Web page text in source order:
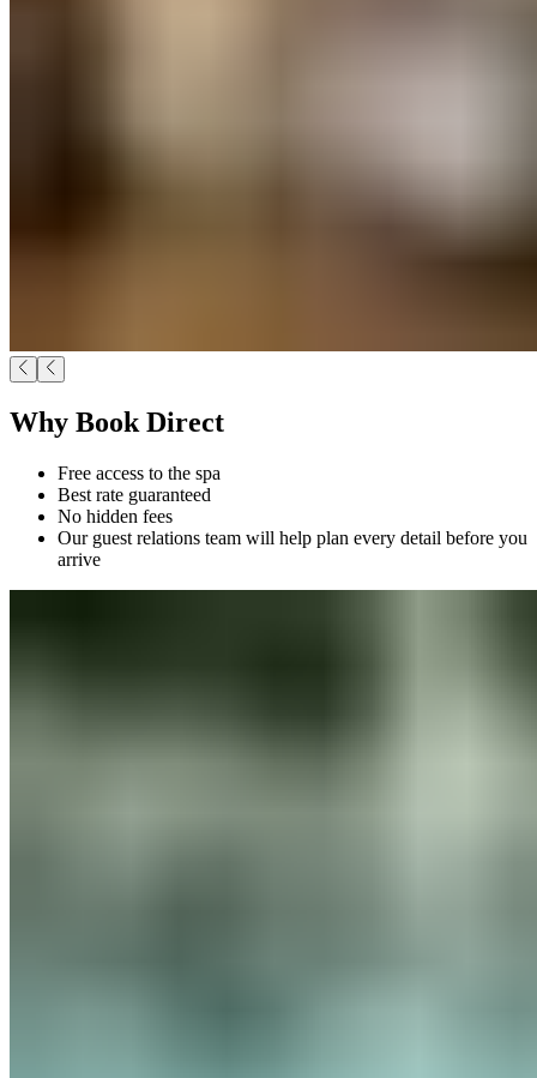
Why Book Direct​​​​‌ ‍ ​‍​‍‌‍ ‌ ​‍‌‍‍‌‌‍‌ ‌‍‍‌‌‍ ‍​‍​‍​ ‍‍​‍​‍‌ ​ ‌‍​‌‌‍ ‍‌‍‍‌‌ ‌​‌ ‍‌​‍ ‍‌‍‍‌‌‍ ​‍​‍​‍ ​​‍​‍‌‍‍​‌ ​‍‌‍‌‌‌‍‌‍​‍​‍​ ‍‍​‍​‍‌‍‍​‌ ‌​‌ ‌​‌ ​​‌ ​ ​ ‍‍​‍ ​‍ ‌‍ ​​‍ ‌‌‍​‌‌‍ ‍‌‍‌​​‍ ‌‌ ​‍​‍ ‌‌‍‍​‌‍ ‌ ‌​‌‍‌‌‌‍ ​‌ ​ ​‍ ‌‌ ​ ‌ ‌​‌ ‌‌‌‍‌​‌‍‍‌‌‍ ​‍ ‍‌ ‌‍‌‍‌‌‌ ​‍‌‍​ ‌‍‌‌‌‍ ​​‍ ‍‌‍​‌‌ ​​‌ ​​​‍ ‌‍‍‌‌‍ ‍‌ ‌​‌‍‌‌‌‍ ‍‌ ‌​​‍ ‌‍‌‌‌‍‌​‌‍‍‌‌ ‌​​‍ ‌‍ ‌‌‍ ‌‍‌​‌‍‌‌​ ‌‌ ​​‌ ​‍‌‍‌‌‌ ​ ‌‍‌‌‌‍ ‍‌ ‌​‌‍​‌‌ ‌​‌‍‍‌‌‍ ‌‍ ‍​ ‍ ‌‍‍‌‌‍‌​​ ‌‌‍​ ​ ‌ ​ ​ ​ ​‌​ ‍‌‌‍​‍‌‍​‌​ ‌‍​‍ ‌​ ‌‌​ ‌‍​ ‌ ‌‍​ ​‍ ‌​ ‌​​ ‌ ​ ‌‍‌‍​‌​‍ ‌​ ‍‌‌‍​‍​ ​‍​ ‌‌​‍ ‌‌‍‌‍​ ‍‌‌‍​‌​ ‍​​ ​‌​ ​‌​ ‍​​ ‍‌​ ‌‌​ ​‍​ ‌ ​ ‍‌​ ‍ ‌ ‌​‌ ‍‌‌ ​​‌‍‌‌​ ‌‌‍‍​‌‍ ‌ ‌​‌‍‌‌‌‍ ​‌‌​‍‌‍ ‌‍ ‌‍ ‌‌‌​ ‌ ‌‌‌‍‍‌‌ ‌​‌‍‌‌​ ‍ ‌ ​​‌‍​‌‌ ‌​‌‍‍​​ ‌‌ ​​‌‍​‌‌‍‌ ‌‍‌‌‌​​‍‌ ‌‌‌‍‍‌‌‍ ​‌‍‌​‌‍‌‌‌ ​‍​‍‌‌​ ‌‌‌​​‍‌‌ ‌‍‍ ‌‍‌‌‌ ‍‌​‍‌‌​ ​ ‌​‌​​‍‌‌​ ​ ‌​‌​​‍‌‌​ ​‍​ ​‍​ ​​‌‍​‌​ ‌‍‌‍​ ‌‍‌‍‌‍​‍​ ‌‍​ ‌​​ ‌‌​ ​‍​ ‌‍​ ‌‌​‍‌‌​ ​‍​ ​‍​‍‌‌​ ‌‌‌​‌​​‍ ‍‌‍‍​‌‍‌‌‌‍​‌‌‍‌​‌‍‍‌‌‍ ‍‌‍‌ ​ ‌‍​‍‌‍​‌‌ ​ ‌‍‌‌‌‌‌‌‌ ​‍‌‍ ​​ ‌‌‍‍​‌ ‌​‌ ‌​‌ ​​‌ ​ ​‍‌‌​ ​ ‌​​‌​‍‌‌​ ​‍‌​‌‍​‍‌‌​ ​‍‌​‌‍‌‍ ​​‍ ‌‌‍​‌‌‍ ‍‌‍‌​​‍ ‌‌ ​‍​‍ ‌‌‍‍​‌‍ ‌ ‌​‌‍‌‌‌‍ ​‌ ​ ​‍ ‌‌ ​ ‌ ‌​‌ ‌‌‌‍‌​‌‍‍‌‌‍ ​‍ ‍‌ ‌‍‌‍‌‌‌ ​‍‌‍​ ‌‍‌‌‌‍ ​​‍ ‍‌‍​‌‌ ​​‌ ​​​‍‌‍‌‍‍‌‌‍‌​​ ‌‌‍​ ​ ‌ ​ ​ ​ ​‌​ ‍‌‌‍​‍‌‍​‌​ ‌‍​‍ ‌​ ‌‌​ ‌‍​ ‌ ‌‍​ ​‍ ‌​ ‌​​ ‌ ​ ‌‍‌‍​‌​‍ ‌​ ‍‌‌‍​‍​ ​‍​ ‌‌​‍ ‌‌‍‌‍​ ‍‌‌‍​‌​ ‍​​ ​‌​ ​‌​ ‍​​ ‍‌​ ‌‌​ ​‍​ ‌ ​ ‍‌​‍‌‍‌ ‌​‌ ‍‌‌ ​​‌‍‌‌​ ‌‌‍‍​‌‍ ‌ ‌​‌‍‌‌‌‍ ​‌‌​‍‌‍ ‌‍ ‌‍ ‌‌‌​ ‌ ‌‌‌‍‍‌‌ ‌​‌‍‌‌​‍‌‍‌ ​​‌‍​‌‌ ‌​‌‍‍​​ ‌‌ ​​‌‍​‌‌‍‌ ‌‍‌‌‌​​‍‌ ‌‌‌‍‍‌‌‍ ​‌‍‌​‌‍‌‌‌ ​‍​‍‌‌​ ‌‌‌​​‍‌‌ ‌‍‍ ‌‍‌‌‌ ‍‌​‍‌‌​ ​ ‌​‌​​‍‌‌​ ​ ‌​‌​​‍‌‌​ ​‍​ ​‍​ ​​‌‍​‌​ ‌‍‌‍​ ‌‍‌‍‌‍​‍​ ‌‍​ ‌​​ ‌‌​ ​‍​ ‌‍​ ‌‌​‍‌‌​ ​‍​ ​‍​‍‌‌​ ‌‌‌​‌​​‍ ‍‌‍‍​‌‍‌‌‌‍​‌‌‍‌​‌‍‍‌‌‍ ‍‌‍‌ ​‍‌‍‌ ​​‌‍‌‌‌ ​‍‌ ​ ‌ ​​‌‍‌‌‌‍​ ‌ ‌​‌‍‍‌‌ ‌‍‌‍‌‌​ ‌‌ ​​‌ ‌‌‌‍​‍‌‍ ​‌‍‍‌‌ ​ ‌‍‍​‌‍‌‌‌‍‌​​‍​‍‌ ‌
Free access to the spa​​​​‌ ‍ ​‍​‍‌‍ ‌ ​‍‌‍‍‌‌‍‌ ‌‍‍‌‌‍ ‍​‍​‍​ ‍‍​‍​‍‌ ​ ‌‍​‌‌‍ ‍‌‍‍‌‌ ‌​‌ ‍‌​‍ ‍‌‍‍‌‌‍ ​‍​‍​‍ ​​‍​‍‌‍‍​‌ ​‍‌‍‌‌‌‍‌‍​‍​‍​ ‍‍​‍​‍‌‍‍​‌ ‌​‌ ‌​‌ ​​‌ ​ ​ ‍‍​‍ ​‍ ‌‍ ​​‍ ‌‌‍​‌‌‍ ‍‌‍‌​​‍ ‌‌ ​‍​‍ ‌‌‍‍​‌‍ ‌ ‌​‌‍‌‌‌‍ ​‌ ​ ​‍ ‌‌ ​ ‌ ‌​‌ ‌‌‌‍‌​‌‍‍‌‌‍ ​‍ ‍‌ ‌‍‌‍‌‌‌ ​‍‌‍​ ‌‍‌‌‌‍ ​​‍ ‍‌‍​‌‌ ​​‌ ​​​‍ ‌‍‍‌‌‍ ‍‌ ‌​‌‍‌‌‌‍ ‍‌ ‌​​‍ ‌‍‌‌‌‍‌​‌‍‍‌‌ ‌​​‍ ‌‍ ‌‌‍ ‌‍‌​‌‍‌‌​ ‌‌ ​​‌ ​‍‌‍‌‌‌ ​ ‌‍‌‌‌‍ ‍‌ ‌​‌‍​‌‌ ‌​‌‍‍‌‌‍ ‌‍ ‍​ ‍ ‌‍‍‌‌‍‌​​ ‌‌‍​ ​ ‌ ​ ​ ​ ​‌​ ‍‌‌‍​‍‌‍​‌​ ‌‍​‍ ‌​ ‌‌​ ‌‍​ ‌ ‌‍​ ​‍ ‌​ ‌​​ ‌ ​ ‌‍‌‍​‌​‍ ‌​ ‍‌‌‍​‍​ ​‍​ ‌‌​‍ ‌‌‍‌‍​ ‍‌‌‍​‌​ ‍​​ ​‌​ ​‌​ ‍​​ ‍‌​ ‌‌​ ​‍​ ‌ ​ ‍‌​ ‍ ‌ ‌​‌ ‍‌‌ ​​‌‍‌‌​ ‌‌‍‍​‌‍ ‌ ‌​‌‍‌‌‌‍ ​‌‌​‍‌‍ ‌‍ ‌‍ ‌‌‌​ ‌ ‌‌‌‍‍‌‌ ‌​‌‍‌‌​ ‍ ‌ ​​‌‍​‌‌ ‌​‌‍‍​​ ‌‌ ​​‌‍​‌‌‍‌ ‌‍‌‌‌​​‍‌ ‌‌‌‍‍‌‌‍ ​‌‍‌​‌‍‌‌‌ ​‍​‍‌‌​ ‌‌‌​​‍‌‌ ‌‍‍ ‌‍‌‌‌ ‍‌​‍‌‌​ ​ ‌​‌​​‍‌‌​ ​ ‌​‌​​‍‌‌​ ​‍​ ​‍​ ​​‌‍​‌​ ‌‍‌‍​ ‌‍‌‍‌‍​‍​ ‌‍​ ‌​​ ‌‌​ ​‍​ ‌‍​ ‌‌​‍‌‌​ ​‍​ ​‍​‍‌‌​ ‌‌‌​‌​​‍ ‍‌‍​‍‌‍ ‌‍‌​‌ ‍‌​‍‌‌​ ‌‌‌​​‍‌‌ ‌‍‍ ‌‍‌‌‌ ‍‌​‍‌‌​ ​ ‌​‌​​‍‌‌​ ​ ‌​‌​​‍‌‌​ ​‍​ ​‍​ ‌​​ ‍​‌‍‌​‌‍‌‌‌‍​ ​ ‌​​ ‌‍‌‍​‍‌‍​‌​ ​‍​ ​‍​ ​​​‍‌‌​ ​‍​ ​‍​‍‌‌​ ‌‌‌​‌​​‍ ‍‌‍​ ‌‍‍​‌‍‍‌‌‍ ​‌‍‌​‌ ​‍‌‍‌‌‌‍ ‍​‍‌‌​ ‌‌‌​​‍‌‌ ‌‍‍ ‌‍‌‌‌ ‍‌​‍‌‌​ ​ ‌​‌​​‍‌‌​ ​ ‌​‌​​‍‌‌​ ​‍​ ​‍‌‍‌‌‌‍‌‌‌‍​‍‌‍‌‌​ ‌ ‌‍​‌‌‍​‌‌‍​‍​ ‌​​ ​‍​ ‌‌‌‍​‌​‍‌‌​ ​‍​ ​‍​‍‌‌​ ‌‌‌​‌​​‍ ‍‌ ‌​‌‍‌‌‌ ‍​‌ ‌​​ ‌‍​‍‌‍​‌‌ ​ ‌‍‌‌‌‌‌‌‌ ​‍‌‍ ​​ ‌‌‍‍​‌ ‌​‌ ‌​‌ ​​‌ ​ ​‍‌‌​ ​ ‌​​‌​‍‌‌​ ​‍‌​‌‍​‍‌‌​ ​‍‌​‌‍‌‍ ​​‍ ‌‌‍​‌‌‍ ‍‌‍‌​​‍ ‌‌ ​‍​‍ ‌‌‍‍​‌‍ ‌ ‌​‌‍‌‌‌‍ ​‌ ​ ​‍ ‌‌ ​ ‌ ‌​‌ ‌‌‌‍‌​‌‍‍‌‌‍ ​‍ ‍‌ ‌‍‌‍‌‌‌ ​‍‌‍​ ‌‍‌‌‌‍ ​​‍ ‍‌‍​‌‌ ​​‌ ​​​‍‌‍‌‍‍‌‌‍‌​​ ‌‌‍​ ​ ‌ ​ ​ ​ ​‌​ ‍‌‌‍​‍‌‍​‌​ ‌‍​‍ ‌​ ‌‌​ ‌‍​ ‌ ‌‍​ ​‍ ‌​ ‌​​ ‌ ​ ‌‍‌‍​‌​‍ ‌​ ‍‌‌‍​‍​ ​‍​ ‌‌​‍ ‌‌‍‌‍​ ‍‌‌‍​‌​ ‍​​ ​‌​ ​‌​ ‍​​ ‍‌​ ‌‌​ ​‍​ ‌ ​ ‍‌​‍‌‍‌ ‌​‌ ‍‌‌ ​​‌‍‌‌​ ‌‌‍‍​‌‍ ‌ ‌​‌‍‌‌‌‍ ​‌‌​‍‌‍ ‌‍ ‌‍ ‌‌‌​ ‌ ‌‌‌‍‍‌‌ ‌​‌‍‌‌​‍‌‍‌ ​​‌‍​‌‌ ‌​‌‍‍​​ ‌‌ ​​‌‍​‌‌‍‌ ‌‍‌‌‌​​‍‌ ‌‌‌‍‍‌‌‍ ​‌‍‌​‌‍‌‌‌ ​‍​‍‌‌​ ‌‌‌​​‍‌‌ ‌‍‍ ‌‍‌‌‌ ‍‌​‍‌‌​ ​ ‌​‌​​‍‌‌​ ​ ‌​‌​​‍‌‌​ ​‍​ ​‍​ ​​‌‍​‌​ ‌‍‌‍​ ‌‍‌‍‌‍​‍​ ‌‍​ ‌​​ ‌‌​ ​‍​ ‌‍​ ‌‌​‍‌‌​ ​‍​ ​‍​‍‌‌​ ‌‌‌​‌​​‍ ‍‌‍​‍‌‍ ‌‍‌​‌ ‍‌​‍‌‌​ ‌‌‌​​‍‌‌ ‌‍‍ ‌‍‌‌‌ ‍‌​‍‌‌​ ​ ‌​‌​​‍‌‌​ ​ ‌​‌​​‍‌‌​ ​‍​ ​‍​ ‌​​ ‍​‌‍‌​‌‍‌‌‌‍​ ​ ‌​​ ‌‍‌‍​‍‌‍​‌​ ​‍​ ​‍​ ​​​‍‌‌​ ​‍​ ​‍​‍‌‌​ ‌‌‌​‌​​‍ ‍‌‍​ ‌‍‍​‌‍‍‌‌‍ ​‌‍‌​‌ ​‍‌‍‌‌‌‍ ‍​‍‌‌​ ‌‌‌​​‍‌‌ ‌‍‍ ‌‍‌‌‌ ‍‌​‍‌‌​ ​ ‌​‌​​‍‌‌​ ​ ‌​‌​​‍‌‌​ ​‍​ ​‍‌‍‌‌‌‍‌‌‌‍​‍‌‍‌‌​ ‌ ‌‍​‌‌‍​‌‌‍​‍​ ‌​​ ​‍​ ‌‌‌‍​‌​‍‌‌​ ​‍​ ​‍​‍‌‌​ ‌‌‌​‌​​‍ ‍‌ ‌​‌‍‌‌‌ ‍​‌ ‌​​‍‌‍‌ ​​‌‍‌‌‌ ​‍‌ ​ ‌ ​​‌‍‌‌‌‍​ ‌ ‌​‌‍‍‌‌ ‌‍‌‍‌‌​ ‌‌ ​​‌ ‌‌‌‍​‍‌‍ ​‌‍‍‌‌ ​ ‌‍‍​‌‍‌‌‌‍‌​​‍​‍‌ ‌
Best rate guaranteed​​​​‌ ‍ ​‍​‍‌‍ ‌ ​‍‌‍‍‌‌‍‌ ‌‍‍‌‌‍ ‍​‍​‍​ ‍‍​‍​‍‌ ​ ‌‍​‌‌‍ ‍‌‍‍‌‌ ‌​‌ ‍‌​‍ ‍‌‍‍‌‌‍ ​‍​‍​‍ ​​‍​‍‌‍‍​‌ ​‍‌‍‌‌‌‍‌‍​‍​‍​ ‍‍​‍​‍‌‍‍​‌ ‌​‌ ‌​‌ ​​‌ ​ ​ ‍‍​‍ ​‍ ‌‍ ​​‍ ‌‌‍​‌‌‍ ‍‌‍‌​​‍ ‌‌ ​‍​‍ ‌‌‍‍​‌‍ ‌ ‌​‌‍‌‌‌‍ ​‌ ​ ​‍ ‌‌ ​ ‌ ‌​‌ ‌‌‌‍‌​‌‍‍‌‌‍ ​‍ ‍‌ ‌‍‌‍‌‌‌ ​‍‌‍​ ‌‍‌‌‌‍ ​​‍ ‍‌‍​‌‌ ​​‌ ​​​‍ ‌‍‍‌‌‍ ‍‌ ‌​‌‍‌‌‌‍ ‍‌ ‌​​‍ ‌‍‌‌‌‍‌​‌‍‍‌‌ ‌​​‍ ‌‍ ‌‌‍ ‌‍‌​‌‍‌‌​ ‌‌ ​​‌ ​‍‌‍‌‌‌ ​ ‌‍‌‌‌‍ ‍‌ ‌​‌‍​‌‌ ‌​‌‍‍‌‌‍ ‌‍ ‍​ ‍ ‌‍‍‌‌‍‌​​ ‌‌‍​ ​ ‌ ​ ​ ​ ​‌​ ‍‌‌‍​‍‌‍​‌​ ‌‍​‍ ‌​ ‌‌​ ‌‍​ ‌ ‌‍​ ​‍ ‌​ ‌​​ ‌ ​ ‌‍‌‍​‌​‍ ‌​ ‍‌‌‍​‍​ ​‍​ ‌‌​‍ ‌‌‍‌‍​ ‍‌‌‍​‌​ ‍​​ ​‌​ ​‌​ ‍​​ ‍‌​ ‌‌​ ​‍​ ‌ ​ ‍‌​ ‍ ‌ ‌​‌ ‍‌‌ ​​‌‍‌‌​ ‌‌‍‍​‌‍ ‌ ‌​‌‍‌‌‌‍ ​‌‌​‍‌‍ ‌‍ ‌‍ ‌‌‌​ ‌ ‌‌‌‍‍‌‌ ‌​‌‍‌‌​ ‍ ‌ ​​‌‍​‌‌ ‌​‌‍‍​​ ‌‌ ​​‌‍​‌‌‍‌ ‌‍‌‌‌​​‍‌ ‌‌‌‍‍‌‌‍ ​‌‍‌​‌‍‌‌‌ ​‍​‍‌‌​ ‌‌‌​​‍‌‌ ‌‍‍ ‌‍‌‌‌ ‍‌​‍‌‌​ ​ ‌​‌​​‍‌‌​ ​ ‌​‌​​‍‌‌​ ​‍​ ​‍​ ​​‌‍​‌​ ‌‍‌‍​ ‌‍‌‍‌‍​‍​ ‌‍​ ‌​​ ‌‌​ ​‍​ ‌‍​ ‌‌​‍‌‌​ ​‍​ ​‍​‍‌‌​ ‌‌‌​‌​​‍ ‍‌‍​‍‌‍ ‌‍‌​‌ ‍‌​‍‌‌​ ‌‌‌​​‍‌‌ ‌‍‍ ‌‍‌‌‌ ‍‌​‍‌‌​ ​ ‌​‌​​‍‌‌​ ​ ‌​‌​​‍‌‌​ ​‍​ ​‍‌‍‌​‌‍‌‌​ ​‌​ ‌‌‌‍‌‌‌‍‌‌‌‍‌‌​ ‌​​ ‌ ​ ‌‍‌‍‌​​ ‍​​‍‌‌​ ​‍​ ​‍​‍‌‌​ ‌‌‌​‌​​‍ ‍‌‍​ ‌‍‍​‌‍‍‌‌‍ ​‌‍‌​‌ ​‍‌‍‌‌‌‍ ‍​‍‌‌​ ‌‌‌​​‍‌‌ ‌‍‍ ‌‍‌‌‌ ‍‌​‍‌‌​ ​ ‌​‌​​‍‌‌​ ​ ‌​‌​​‍‌‌​ ​‍​ ​‍‌‍‌‌‌‍‌‌‌‍​‍‌‍‌‌​ ‌ ‌‍​‌‌‍​‌‌‍​‍​ ‌​​ ​‍​ ‌‌‌‍​‌​‍‌‌​ ​‍​ ​‍​‍‌‌​ ‌‌‌​‌​​‍ ‍‌ ‌​‌‍‌‌‌ ‍​‌ ‌​​ ‌‍​‍‌‍​‌‌ ​ ‌‍‌‌‌‌‌‌‌ ​‍‌‍ ​​ ‌‌‍‍​‌ ‌​‌ ‌​‌ ​​‌ ​ ​‍‌‌​ ​ ‌​​‌​‍‌‌​ ​‍‌​‌‍​‍‌‌​ ​‍‌​‌‍‌‍ ​​‍ ‌‌‍​‌‌‍ ‍‌‍‌​​‍ ‌‌ ​‍​‍ ‌‌‍‍​‌‍ ‌ ‌​‌‍‌‌‌‍ ​‌ ​ ​‍ ‌‌ ​ ‌ ‌​‌ ‌‌‌‍‌​‌‍‍‌‌‍ ​‍ ‍‌ ‌‍‌‍‌‌‌ ​‍‌‍​ ‌‍‌‌‌‍ ​​‍ ‍‌‍​‌‌ ​​‌ ​​​‍‌‍‌‍‍‌‌‍‌​​ ‌‌‍​ ​ ‌ ​ ​ ​ ​‌​ ‍‌‌‍​‍‌‍​‌​ ‌‍​‍ ‌​ ‌‌​ ‌‍​ ‌ ‌‍​ ​‍ ‌​ ‌​​ ‌ ​ ‌‍‌‍​‌​‍ ‌​ ‍‌‌‍​‍​ ​‍​ ‌‌​‍ ‌‌‍‌‍​ ‍‌‌‍​‌​ ‍​​ ​‌​ ​‌​ ‍​​ ‍‌​ ‌‌​ ​‍​ ‌ ​ ‍‌​‍‌‍‌ ‌​‌ ‍‌‌ ​​‌‍‌‌​ ‌‌‍‍​‌‍ ‌ ‌​‌‍‌‌‌‍ ​‌‌​‍‌‍ ‌‍ ‌‍ ‌‌‌​ ‌ ‌‌‌‍‍‌‌ ‌​‌‍‌‌​‍‌‍‌ ​​‌‍​‌‌ ‌​‌‍‍​​ ‌‌ ​​‌‍​‌‌‍‌ ‌‍‌‌‌​​‍‌ ‌‌‌‍‍‌‌‍ ​‌‍‌​‌‍‌‌‌ ​‍​‍‌‌​ ‌‌‌​​‍‌‌ ‌‍‍ ‌‍‌‌‌ ‍‌​‍‌‌​ ​ ‌​‌​​‍‌‌​ ​ ‌​‌​​‍‌‌​ ​‍​ ​‍​ ​​‌‍​‌​ ‌‍‌‍​ ‌‍‌‍‌‍​‍​ ‌‍​ ‌​​ ‌‌​ ​‍​ ‌‍​ ‌‌​‍‌‌​ ​‍​ ​‍​‍‌‌​ ‌‌‌​‌​​‍ ‍‌‍​‍‌‍ ‌‍‌​‌ ‍‌​‍‌‌​ ‌‌‌​​‍‌‌ ‌‍‍ ‌‍‌‌‌ ‍‌​‍‌‌​ ​ ‌​‌​​‍‌‌​ ​ ‌​‌​​‍‌‌​ ​‍​ ​‍‌‍‌​‌‍‌‌​ ​‌​ ‌‌‌‍‌‌‌‍‌‌‌‍‌‌​ ‌​​ ‌ ​ ‌‍‌‍‌​​ ‍​​‍‌‌​ ​‍​ ​‍​‍‌‌​ ‌‌‌​‌​​‍ ‍‌‍​ ‌‍‍​‌‍‍‌‌‍ ​‌‍‌​‌ ​‍‌‍‌‌‌‍ ‍​‍‌‌​ ‌‌‌​​‍‌‌ ‌‍‍ ‌‍‌‌‌ ‍‌​‍‌‌​ ​ ‌​‌​​‍‌‌​ ​ ‌​‌​​‍‌‌​ ​‍​ ​‍‌‍‌‌‌‍‌‌‌‍​‍‌‍‌‌​ ‌ ‌‍​‌‌‍​‌‌‍​‍​ ‌​​ ​‍​ ‌‌‌‍​‌​‍‌‌​ ​‍​ ​‍​‍‌‌​ ‌‌‌​‌​​‍ ‍‌ ‌​‌‍‌‌‌ ‍​‌ ‌​​‍‌‍‌ ​​‌‍‌‌‌ ​‍‌ ​ ‌ ​​‌‍‌‌‌‍​ ‌ ‌​‌‍‍‌‌ ‌‍‌‍‌‌​ ‌‌ ​​‌ ‌‌‌‍​‍‌‍ ​‌‍‍‌‌ ​ ‌‍‍​‌‍‌‌‌‍‌​​‍​‍‌ ‌
No hidden fees​​​​‌ ‍ ​‍​‍‌‍ ‌ ​‍‌‍‍‌‌‍‌ ‌‍‍‌‌‍ ‍​‍​‍​ ‍‍​‍​‍‌ ​ ‌‍​‌‌‍ ‍‌‍‍‌‌ ‌​‌ ‍‌​‍ ‍‌‍‍‌‌‍ ​‍​‍​‍ ​​‍​‍‌‍‍​‌ ​‍‌‍‌‌‌‍‌‍​‍​‍​ ‍‍​‍​‍‌‍‍​‌ ‌​‌ ‌​‌ ​​‌ ​ ​ ‍‍​‍ ​‍ ‌‍ ​​‍ ‌‌‍​‌‌‍ ‍‌‍‌​​‍ ‌‌ ​‍​‍ ‌‌‍‍​‌‍ ‌ ‌​‌‍‌‌‌‍ ​‌ ​ ​‍ ‌‌ ​ ‌ ‌​‌ ‌‌‌‍‌​‌‍‍‌‌‍ ​‍ ‍‌ ‌‍‌‍‌‌‌ ​‍‌‍​ ‌‍‌‌‌‍ ​​‍ ‍‌‍​‌‌ ​​‌ ​​​‍ ‌‍‍‌‌‍ ‍‌ ‌​‌‍‌‌‌‍ ‍‌ ‌​​‍ ‌‍‌‌‌‍‌​‌‍‍‌‌ ‌​​‍ ‌‍ ‌‌‍ ‌‍‌​‌‍‌‌​ ‌‌ ​​‌ ​‍‌‍‌‌‌ ​ ‌‍‌‌‌‍ ‍‌ ‌​‌‍​‌‌ ‌​‌‍‍‌‌‍ ‌‍ ‍​ ‍ ‌‍‍‌‌‍‌​​ ‌‌‍​ ​ ‌ ​ ​ ​ ​‌​ ‍‌‌‍​‍‌‍​‌​ ‌‍​‍ ‌​ ‌‌​ ‌‍​ ‌ ‌‍​ ​‍ ‌​ ‌​​ ‌ ​ ‌‍‌‍​‌​‍ ‌​ ‍‌‌‍​‍​ ​‍​ ‌‌​‍ ‌‌‍‌‍​ ‍‌‌‍​‌​ ‍​​ ​‌​ ​‌​ ‍​​ ‍‌​ ‌‌​ ​‍​ ‌ ​ ‍‌​ ‍ ‌ ‌​‌ ‍‌‌ ​​‌‍‌‌​ ‌‌‍‍​‌‍ ‌ ‌​‌‍‌‌‌‍ ​‌‌​‍‌‍ ‌‍ ‌‍ ‌‌‌​ ‌ ‌‌‌‍‍‌‌ ‌​‌‍‌‌​ ‍ ‌ ​​‌‍​‌‌ ‌​‌‍‍​​ ‌‌ ​​‌‍​‌‌‍‌ ‌‍‌‌‌​​‍‌ ‌‌‌‍‍‌‌‍ ​‌‍‌​‌‍‌‌‌ ​‍​‍‌‌​ ‌‌‌​​‍‌‌ ‌‍‍ ‌‍‌‌‌ ‍‌​‍‌‌​ ​ ‌​‌​​‍‌‌​ ​ ‌​‌​​‍‌‌​ ​‍​ ​‍​ ​​‌‍​‌​ ‌‍‌‍​ ‌‍‌‍‌‍​‍​ ‌‍​ ‌​​ ‌‌​ ​‍​ ‌‍​ ‌‌​‍‌‌​ ​‍​ ​‍​‍‌‌​ ‌‌‌​‌​​‍ ‍‌‍​‍‌‍ ‌‍‌​‌ ‍‌​‍‌‌​ ‌‌‌​​‍‌‌ ‌‍‍ ‌‍‌‌‌ ‍‌​‍‌‌​ ​ ‌​‌​​‍‌‌​ ​ ‌​‌​​‍‌‌​ ​‍​ ​‍​ ​‌​ ​ ​ ‌​‌‍​‌​ ‍​​ ​ ‌‍​‍‌‍‌‍​ ‍‌​ ​‌‌‍​ ‌‍‌‌​‍‌‌​ ​‍​ ​‍​‍‌‌​ ‌‌‌​‌​​‍ ‍‌‍​ ‌‍‍​‌‍‍‌‌‍ ​‌‍‌​‌ ​‍‌‍‌‌‌‍ ‍​‍‌‌​ ‌‌‌​​‍‌‌ ‌‍‍ ‌‍‌‌‌ ‍‌​‍‌‌​ ​ ‌​‌​​‍‌‌​ ​ ‌​‌​​‍‌‌​ ​‍​ ​‍‌‍​ ​ ​‌​ ​ ‌‍‌‍​ ​​​ ‌‍‌‍‌‍‌‍‌​​ ​​‌‍‌​​ ​ ​ ‌ ​‍‌‌​ ​‍​ ​‍​‍‌‌​ ‌‌‌​‌​​‍ ‍‌ ‌​‌‍‌‌‌ ‍​‌ ‌​​ ‌‍​‍‌‍​‌‌ ​ ‌‍‌‌‌‌‌‌‌ ​‍‌‍ ​​ ‌‌‍‍​‌ ‌​‌ ‌​‌ ​​‌ ​ ​‍‌‌​ ​ ‌​​‌​‍‌‌​ ​‍‌​‌‍​‍‌‌​ ​‍‌​‌‍‌‍ ​​‍ ‌‌‍​‌‌‍ ‍‌‍‌​​‍ ‌‌ ​‍​‍ ‌‌‍‍​‌‍ ‌ ‌​‌‍‌‌‌‍ ​‌ ​ ​‍ ‌‌ ​ ‌ ‌​‌ ‌‌‌‍‌​‌‍‍‌‌‍ ​‍ ‍‌ ‌‍‌‍‌‌‌ ​‍‌‍​ ‌‍‌‌‌‍ ​​‍ ‍‌‍​‌‌ ​​‌ ​​​‍‌‍‌‍‍‌‌‍‌​​ ‌‌‍​ ​ ‌ ​ ​ ​ ​‌​ ‍‌‌‍​‍‌‍​‌​ ‌‍​‍ ‌​ ‌‌​ ‌‍​ ‌ ‌‍​ ​‍ ‌​ ‌​​ ‌ ​ ‌‍‌‍​‌​‍ ‌​ ‍‌‌‍​‍​ ​‍​ ‌‌​‍ ‌‌‍‌‍​ ‍‌‌‍​‌​ ‍​​ ​‌​ ​‌​ ‍​​ ‍‌​ ‌‌​ ​‍​ ‌ ​ ‍‌​‍‌‍‌ ‌​‌ ‍‌‌ ​​‌‍‌‌​ ‌‌‍‍​‌‍ ‌ ‌​‌‍‌‌‌‍ ​‌‌​‍‌‍ ‌‍ ‌‍ ‌‌‌​ ‌ ‌‌‌‍‍‌‌ ‌​‌‍‌‌​‍‌‍‌ ​​‌‍​‌‌ ‌​‌‍‍​​ ‌‌ ​​‌‍​‌‌‍‌ ‌‍‌‌‌​​‍‌ ‌‌‌‍‍‌‌‍ ​‌‍‌​‌‍‌‌‌ ​‍​‍‌‌​ ‌‌‌​​‍‌‌ ‌‍‍ ‌‍‌‌‌ ‍‌​‍‌‌​ ​ ‌​‌​​‍‌‌​ ​ ‌​‌​​‍‌‌​ ​‍​ ​‍​ ​​‌‍​‌​ ‌‍‌‍​ ‌‍‌‍‌‍​‍​ ‌‍​ ‌​​ ‌‌​ ​‍​ ‌‍​ ‌‌​‍‌‌​ ​‍​ ​‍​‍‌‌​ ‌‌‌​‌​​‍ ‍‌‍​‍‌‍ ‌‍‌​‌ ‍‌​‍‌‌​ ‌‌‌​​‍‌‌ ‌‍‍ ‌‍‌‌‌ ‍‌​‍‌‌​ ​ ‌​‌​​‍‌‌​ ​ ‌​‌​​‍‌‌​ ​‍​ ​‍​ ​‌​ ​ ​ ‌​‌‍​‌​ ‍​​ ​ ‌‍​‍‌‍‌‍​ ‍‌​ ​‌‌‍​ ‌‍‌‌​‍‌‌​ ​‍​ ​‍​‍‌‌​ ‌‌‌​‌​​‍ ‍‌‍​ ‌‍‍​‌‍‍‌‌‍ ​‌‍‌​‌ ​‍‌‍‌‌‌‍ ‍​‍‌‌​ ‌‌‌​​‍‌‌ ‌‍‍ ‌‍‌‌‌ ‍‌​‍‌‌​ ​ ‌​‌​​‍‌‌​ ​ ‌​‌​​‍‌‌​ ​‍​ ​‍‌‍​ ​ ​‌​ ​ ‌‍‌‍​ ​​​ ‌‍‌‍‌‍‌‍‌​​ ​​‌‍‌​​ ​ ​ ‌ ​‍‌‌​ ​‍​ ​‍​‍‌‌​ ‌‌‌​‌​​‍ ‍‌ ‌​‌‍‌‌‌ ‍​‌ ‌​​‍‌‍‌ ​​‌‍‌‌‌ ​‍‌ ​ ‌ ​​‌‍‌‌‌‍​ ‌ ‌​‌‍‍‌‌ ‌‍‌‍‌‌​ ‌‌ ​​‌ ‌‌‌‍​‍‌‍ ​‌‍‍‌‌ ​ ‌‍‍​‌‍‌‌‌‍‌​​‍​‍‌ ‌
Our guest relations team will help plan every detail before you
arrive​​​​‌ ‍ ​‍​‍‌‍ ‌ ​‍‌‍‍‌‌‍‌ ‌‍‍‌‌‍ ‍​‍​‍​ ‍‍​‍​‍‌ ​ ‌‍​‌‌‍ ‍‌‍‍‌‌ ‌​‌ ‍‌​‍ ‍‌‍‍‌‌‍ ​‍​‍​‍ ​​‍​‍‌‍‍​‌ ​‍‌‍‌‌‌‍‌‍​‍​‍​ ‍‍​‍​‍‌‍‍​‌ ‌​‌ ‌​‌ ​​‌ ​ ​ ‍‍​‍ ​‍ ‌‍ ​​‍ ‌‌‍​‌‌‍ ‍‌‍‌​​‍ ‌‌ ​‍​‍ ‌‌‍‍​‌‍ ‌ ‌​‌‍‌‌‌‍ ​‌ ​ ​‍ ‌‌ ​ ‌ ‌​‌ ‌‌‌‍‌​‌‍‍‌‌‍ ​‍ ‍‌ ‌‍‌‍‌‌‌ ​‍‌‍​ ‌‍‌‌‌‍ ​​‍ ‍‌‍​‌‌ ​​‌ ​​​‍ ‌‍‍‌‌‍ ‍‌ ‌​‌‍‌‌‌‍ ‍‌ ‌​​‍ ‌‍‌‌‌‍‌​‌‍‍‌‌ ‌​​‍ ‌‍ ‌‌‍ ‌‍‌​‌‍‌‌​ ‌‌ ​​‌ ​‍‌‍‌‌‌ ​ ‌‍‌‌‌‍ ‍‌ ‌​‌‍​‌‌ ‌​‌‍‍‌‌‍ ‌‍ ‍​ ‍ ‌‍‍‌‌‍‌​​ ‌‌‍​ ​ ‌ ​ ​ ​ ​‌​ ‍‌‌‍​‍‌‍​‌​ ‌‍​‍ ‌​ ‌‌​ ‌‍​ ‌ ‌‍​ ​‍ ‌​ ‌​​ ‌ ​ ‌‍‌‍​‌​‍ ‌​ ‍‌‌‍​‍​ ​‍​ ‌‌​‍ ‌‌‍‌‍​ ‍‌‌‍​‌​ ‍​​ ​‌​ ​‌​ ‍​​ ‍‌​ ‌‌​ ​‍​ ‌ ​ ‍‌​ ‍ ‌ ‌​‌ ‍‌‌ ​​‌‍‌‌​ ‌‌‍‍​‌‍ ‌ ‌​‌‍‌‌‌‍ ​‌‌​‍‌‍ ‌‍ ‌‍ ‌‌‌​ ‌ ‌‌‌‍‍‌‌ ‌​‌‍‌‌​ ‍ ‌ ​​‌‍​‌‌ ‌​‌‍‍​​ ‌‌ ​​‌‍​‌‌‍‌ ‌‍‌‌‌​​‍‌ ‌‌‌‍‍‌‌‍ ​‌‍‌​‌‍‌‌‌ ​‍​‍‌‌​ ‌‌‌​​‍‌‌ ‌‍‍ ‌‍‌‌‌ ‍‌​‍‌‌​ ​ ‌​‌​​‍‌‌​ ​ ‌​‌​​‍‌‌​ ​‍​ ​‍​ ​​‌‍​‌​ ‌‍‌‍​ ‌‍‌‍‌‍​‍​ ‌‍​ ‌​​ ‌‌​ ​‍​ ‌‍​ ‌‌​‍‌‌​ ​‍​ ​‍​‍‌‌​ ‌‌‌​‌​​‍ ‍‌‍​‍‌‍ ‌‍‌​‌ ‍‌​‍‌‌​ ‌‌‌​​‍‌‌ ‌‍‍ ‌‍‌‌‌ ‍‌​‍‌‌​ ​ ‌​‌​​‍‌‌​ ​ ‌​‌​​‍‌‌​ ​‍​ ​‍​ ‌​​ ‍‌​ ​‌‌‍‌‌‌‍​ ​ ‌ ​ ​ ​ ​​‌‍‌‍​ ‌‍‌‍​‌​ ‍​​‍‌‌​ ​‍​ ​‍​‍‌‌​ ‌‌‌​‌​​‍ ‍‌‍​ ‌‍‍​‌‍‍‌‌‍ ​‌‍‌​‌ ​‍‌‍‌‌‌‍ ‍​‍‌‌​ ‌‌‌​​‍‌‌ ‌‍‍ ‌‍‌‌‌ ‍‌​‍‌‌​ ​ ‌​‌​​‍‌‌​ ​ ‌​‌​​‍‌‌​ ​‍​ ​‍​ ‌‌​ ‍‌‌‍​ ​ ‌​‌‍‌​​ ‌ ‌‍‌​​ ​‍​ ‌ ​ ​ ​ ‍​​ ‍‌​‍‌‌​ ​‍​ ​‍​‍‌‌​ ‌‌‌​‌​​‍ ‍‌ ‌​‌‍‌‌‌ ‍​‌ ‌​​ ‌‍​‍‌‍​‌‌ ​ ‌‍‌‌‌‌‌‌‌ ​‍‌‍ ​​ ‌‌‍‍​‌ ‌​‌ ‌​‌ ​​‌ ​ ​‍‌‌​ ​ ‌​​‌​‍‌‌​ ​‍‌​‌‍​‍‌‌​ ​‍‌​‌‍‌‍ ​​‍ ‌‌‍​‌‌‍ ‍‌‍‌​​‍ ‌‌ ​‍​‍ ‌‌‍‍​‌‍ ‌ ‌​‌‍‌‌‌‍ ​‌ ​ ​‍ ‌‌ ​ ‌ ‌​‌ ‌‌‌‍‌​‌‍‍‌‌‍ ​‍ ‍‌ ‌‍‌‍‌‌‌ ​‍‌‍​ ‌‍‌‌‌‍ ​​‍ ‍‌‍​‌‌ ​​‌ ​​​‍‌‍‌‍‍‌‌‍‌​​ ‌‌‍​ ​ ‌ ​ ​ ​ ​‌​ ‍‌‌‍​‍‌‍​‌​ ‌‍​‍ ‌​ ‌‌​ ‌‍​ ‌ ‌‍​ ​‍ ‌​ ‌​​ ‌ ​ ‌‍‌‍​‌​‍ ‌​ ‍‌‌‍​‍​ ​‍​ ‌‌​‍ ‌‌‍‌‍​ ‍‌‌‍​‌​ ‍​​ ​‌​ ​‌​ ‍​​ ‍‌​ ‌‌​ ​‍​ ‌ ​ ‍‌​‍‌‍‌ ‌​‌ ‍‌‌ ​​‌‍‌‌​ ‌‌‍‍​‌‍ ‌ ‌​‌‍‌‌‌‍ ​‌‌​‍‌‍ ‌‍ ‌‍ ‌‌‌​ ‌ ‌‌‌‍‍‌‌ ‌​‌‍‌‌​‍‌‍‌ ​​‌‍​‌‌ ‌​‌‍‍​​ ‌‌ ​​‌‍​‌‌‍‌ ‌‍‌‌‌​​‍‌ ‌‌‌‍‍‌‌‍ ​‌‍‌​‌‍‌‌‌ ​‍​‍‌‌​ ‌‌‌​​‍‌‌ ‌‍‍ ‌‍‌‌‌ ‍‌​‍‌‌​ ​ ‌​‌​​‍‌‌​ ​ ‌​‌​​‍‌‌​ ​‍​ ​‍​ ​​‌‍​‌​ ‌‍‌‍​ ‌‍‌‍‌‍​‍​ ‌‍​ ‌​​ ‌‌​ ​‍​ ‌‍​ ‌‌​‍‌‌​ ​‍​ ​‍​‍‌‌​ ‌‌‌​‌​​‍ ‍‌‍​‍‌‍ ‌‍‌​‌ ‍‌​‍‌‌​ ‌‌‌​​‍‌‌ ‌‍‍ ‌‍‌‌‌ ‍‌​‍‌‌​ ​ ‌​‌​​‍‌‌​ ​ ‌​‌​​‍‌‌​ ​‍​ ​‍​ ‌​​ ‍‌​ ​‌‌‍‌‌‌‍​ ​ ‌ ​ ​ ​ ​​‌‍‌‍​ ‌‍‌‍​‌​ ‍​​‍‌‌​ ​‍​ ​‍​‍‌‌​ ‌‌‌​‌​​‍ ‍‌‍​ ‌‍‍​‌‍‍‌‌‍ ​‌‍‌​‌ ​‍‌‍‌‌‌‍ ‍​‍‌‌​ ‌‌‌​​‍‌‌ ‌‍‍ ‌‍‌‌‌ ‍‌​‍‌‌​ ​ ‌​‌​​‍‌‌​ ​ ‌​‌​​‍‌‌​ ​‍​ ​‍​ ‌‌​ ‍‌‌‍​ ​ ‌​‌‍‌​​ ‌ ‌‍‌​​ ​‍​ ‌ ​ ​ ​ ‍​​ ‍‌​‍‌‌​ ​‍​ ​‍​‍‌‌​ ‌‌‌​‌​​‍ ‍‌ ‌​‌‍‌‌‌ ‍​‌ ‌​​‍‌‍‌ ​​‌‍‌‌‌ ​‍‌ ​ ‌ ​​‌‍‌‌‌‍​ ‌ ‌​‌‍‍‌‌ ‌‍‌‍‌‌​ ‌‌ ​​‌ ‌‌‌‍​‍‌‍ ​‌‍‍‌‌ ​ ‌‍‍​‌‍‌‌‌‍‌​​‍​‍‌ ‌